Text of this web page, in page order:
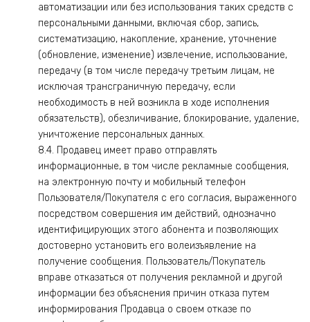
автоматизации или без использования таких средств с
персональными данными, включая сбор, запись,
систематизацию, накопление, хранение, уточнение
(обновление, изменение) извлечение, использование,
передачу (в том числе передачу третьим лицам, не
исключая трансграничную передачу, если
необходимость в ней возникла в ходе исполнения
обязательств), обезличивание, блокирование, удаление,
уничтожение персональных данных.
8.4. Продавец имеет право отправлять
информационные, в том числе рекламные сообщения,
на электронную почту и мобильный телефон
Пользователя/Покупателя с его согласия, выраженного
посредством совершения им действий, однозначно
идентифицирующих этого абонента и позволяющих
достоверно установить его волеизъявление на
получение сообщения. Пользователь/Покупатель
вправе отказаться от получения рекламной и другой
информации без объяснения причин отказа путем
информирования Продавца о своем отказе по